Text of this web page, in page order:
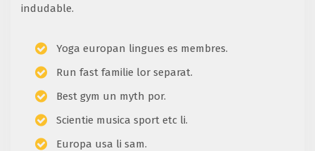
indudable.
Yoga europan lingues es membres.
Run fast familie lor separat.
Best gym un myth por.
Scientie musica sport etc li.
Europa usa li sam.